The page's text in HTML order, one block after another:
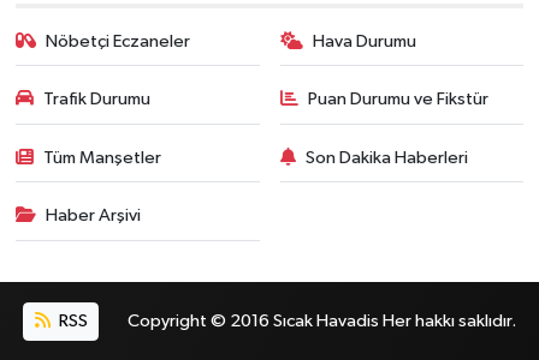
Nöbetçi Eczaneler Hava Durumu
Trafik Durumu Puan Durumu ve Fikstür
Tüm Manşetler Son Dakika Haberleri
Haber Arşivi
RSS Copyright © 2016 Sıcak Havadis Her hakkı saklıdır.